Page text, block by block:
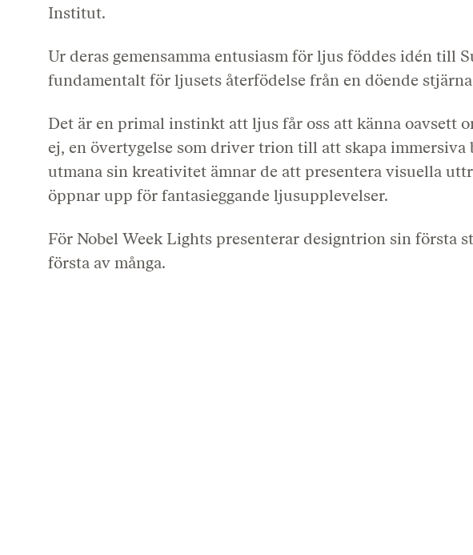
Institut.
Ur deras gemensamma entusiasm för ljus föddes idén till
fundamentalt för ljusets återfödelse från en döende
Det är en primal instinkt att ljus får oss att känna oavsett
ej, en övertygelse som driver trion till att skapa immersiva
utmana sin kreativitet ämnar de att presentera visuella
öppnar upp för fantasieggande ljusupplevelser.
För Nobel Week Lights presenterar designtrion sin första
första av många.